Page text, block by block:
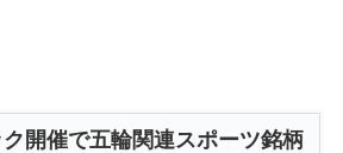
開催で五輪関連スポーツ銘柄